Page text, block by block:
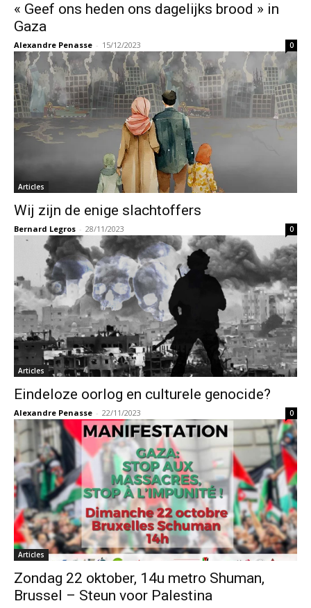
« Geef ons heden ons dagelijks brood » in
Gaza
Alexandre Penasse - 15/12/2023 0
Articles
Wij zijn de enige slachtoffers
Bernard Legros - 28/11/2023 0
Articles
Eindeloze oorlog en culturele genocide?
Alexandre Penasse - 22/11/2023 0
Articles
Zondag 22 oktober, 14u metro Shuman,
Brussel – Steun voor Palestina